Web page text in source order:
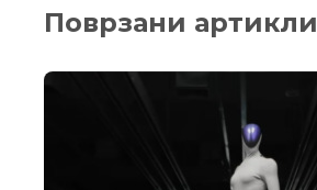
Поврзани артикли